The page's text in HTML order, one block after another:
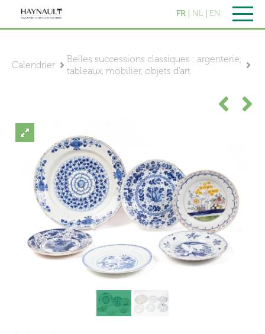
FR NL EN
Calendrier
Belles successions classiques : argenterie,
tableaux, mobilier, objets d'art